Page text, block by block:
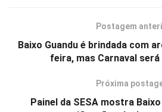
Postagem
Baixo Guandu é brindada com
feira, mas Carnaval será
Próxima
Painel da SESA mostra